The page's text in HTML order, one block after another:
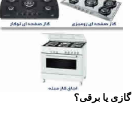
گازی یا برقی؟